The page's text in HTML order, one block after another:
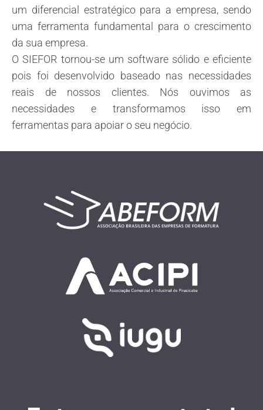
um diferencial estratégico para a empresa, sendo
uma ferramenta fundamental para o crescimento
da sua empresa.
O SIEFOR tornou-se um software sólido e eficiente
pois foi desenvolvido baseado nas necessidades
reais de nossos clientes. Nós ouvimos as
necessidades e transformamos isso em
ferramentas para apoiar o seu negócio.